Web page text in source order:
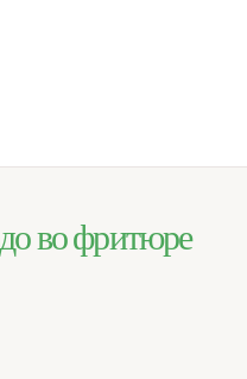
во фритюре